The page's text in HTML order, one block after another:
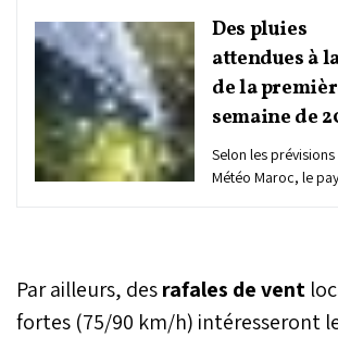
Des pluies
attendues à
de la
semaine de
Selon les
Météo Maroc, le
attendues ce jeudi
vendredi, 4 et 5
Par ailleurs, desrafales de vent
fortes (75/90 km/h) intéresseront